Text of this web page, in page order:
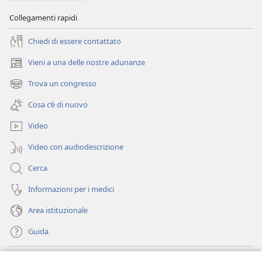
Collegamenti rapidi
Chiedi di essere contattato
Vieni a una delle nostre adunanze
(apre
una
nuova
finestra)
Trova un congresso
(apre
una
nuova
finestra)
Cosa c’è di nuovo
Video
Video con audiodescrizione
Cerca
Informazioni per i medici
Area istituzionale
Guida